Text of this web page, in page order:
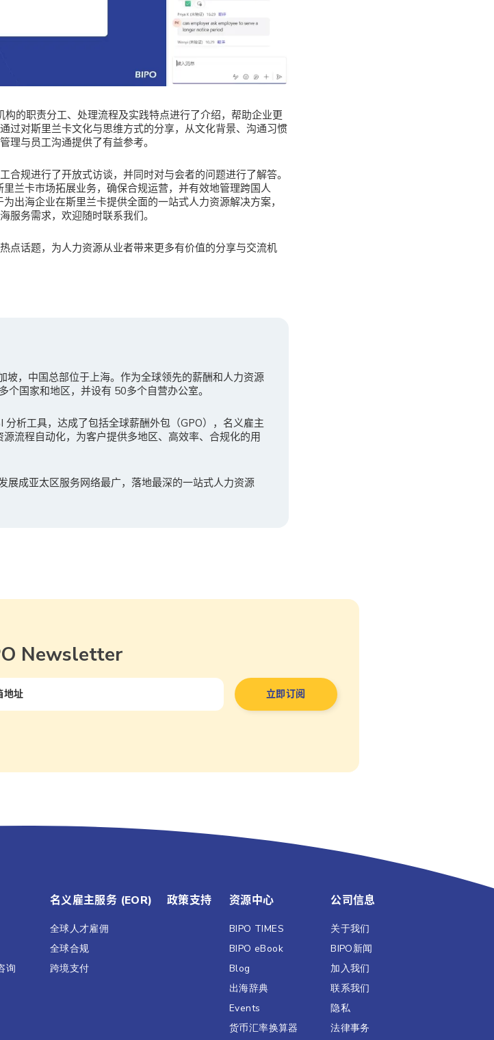
的职责分工、处理流程及实践特点进行了介绍，帮助企业更
过对斯里兰卡文化与思维方式的分享，从文化背景、沟通习惯
理与员工沟通提供了有益参考。
规进行了开放式访谈，并同时对与会者的问题进行了解答。
兰卡市场拓展业务，确保合规运营，并有效地管理跨国人
出海企业在斯里兰卡提供全面的一站式人力资源解决方案，
服务需求，欢迎随时联系我们。
点话题，为人力资源从业者带来更多有价值的分享与交流机
，中国总部位于上海。作为全球领先的薪酬和人力资源
国家和地区，并设有 50多个自营办公室。
析工具，达成了包括全球薪酬外包（GPO），名义雇主
流程自动化，为客户提供多地区、高效率、合规化的用
展成亚太区服务网络最广，落地最深的一站式人力资源
Newsletter
询
名义雇主服务 (EOR)
全球人才雇佣
全球合规
跨境支付
政策支持 资源中心
BIPO TIMES
BIPO eBook
Blog
出海辞典
Events
货币汇率换算器
公司信息
关于我们
BIPO新闻​
加入我们
联系我们
隐私
法律事务